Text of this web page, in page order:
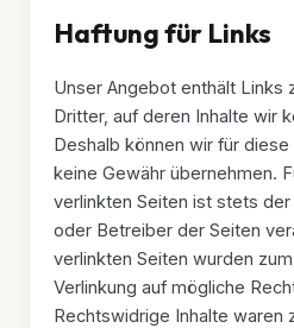
Anfrage
0711 / 59
Haftung für Links
Unser Angebot enthält Links
Dritter, auf deren Inhalte wir
Deshalb können wir für
keine Gewähr übernehmen.
verlinkten Seiten ist stets
oder Betreiber der Seiten
verlinkten Seiten wurden
Verlinkung auf mögliche
Rechtswidrige Inhalte waren